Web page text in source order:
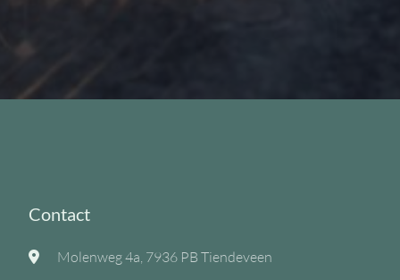
Contact
Molenweg 4a, 7936 PB Tiendeveen